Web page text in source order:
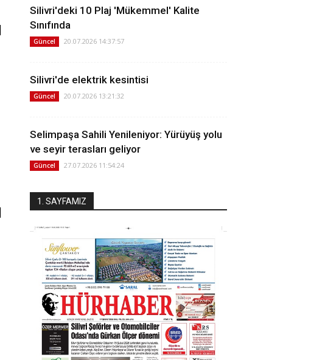
Silivri'deki 10 Plaj 'Mükemmel' Kalite
Sınıfında
Güncel 20.07.2026 14:37:57
Silivri'de elektrik kesintisi
Güncel 20.07.2026 13:21:32
Selimpaşa Sahili Yenileniyor: Yürüyüş yolu
ve seyir terasları geliyor
Güncel 27.07.2026 11:54:24
1. SAYFAMIZ